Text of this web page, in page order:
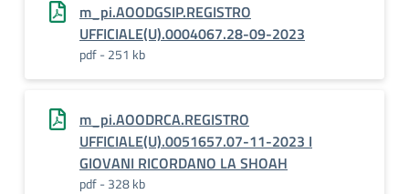
m_pi.AOODGSIP.REGISTRO
UFFICIALE(U).0004067.28-09-2023
pdf - 251 kb
m_pi.AOODRCA.REGISTRO
UFFICIALE(U).0051657.07-11-2023 I
GIOVANI RICORDANO LA SHOAH
pdf - 328 kb